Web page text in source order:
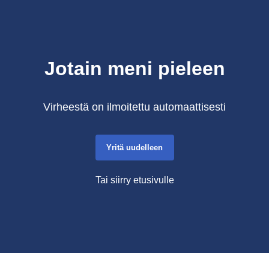
Jotain meni pieleen
Virheestä on ilmoitettu automaattisesti
Yritä uudelleen
Tai siirry etusivulle